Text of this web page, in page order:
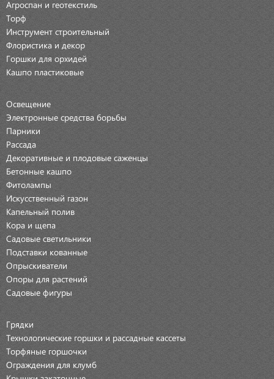
Агроспан и геотекстиль
Торф
Инструмент строительный
Флористика и декор
Горшки для орхидей
Кашпо пластиковые
Освещение
Электронные средства борьбы
Парники
Рассада
Декоративные и плодовые саженцы
Бетонные кашпо
Фитолампы
Искусственный газон
Капельный полив
Кора и щепа
Садовые светильники
Подставки кованные
Опрыскиватели
Опоры для растений
Садовые фигуры
Грядки
Технологические горшки и рассадные кассеты
Торфяные горшочки
Ограждения для клумб
Крышки закаточные